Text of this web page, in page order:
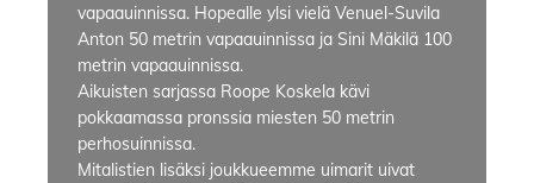
vapaauinnissa. Hopealle ylsi vielä Venuel-Suvila
Anton 50 metrin vapaauinnissa ja Sini Mäkilä 100
metrin vapaauinnissa.
Aikuisten sarjassa Roope Koskela kävi
pokkaamassa pronssia miesten 50 metrin
perhosuinnissa.
Mitalistien lisäksi joukkueemme uimarit uivat